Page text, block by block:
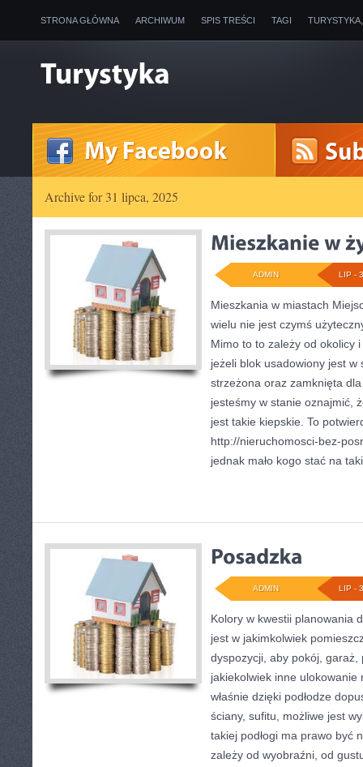
STRONA GŁÓWNA ARCHIWUM SPIS TREŚCI TAGI
Archive for 31 lipca, 2025
LIP -
ADMIN
Mieszkania w miastach
wielu nie jest czymś
Mimo to to zależy od okolicy
jeżeli blok usadowiony jest w
strzeżona oraz zamknięta
jesteśmy w stanie oznajmić,
jest takie kiepskie. To
http://nieruchomosci-bez-
jednak mało kogo stać na
LIP -
ADMIN
Kolory w kwestii planowania
jest w jakimkolwiek
dyspozycji, aby pokój, garaż,
jakiekolwiek inne ulokowanie
właśnie dzięki podłodze
ściany, sufitu, możliwe jest
takiej podłogi ma prawo być
zależy od wyobraźni, od